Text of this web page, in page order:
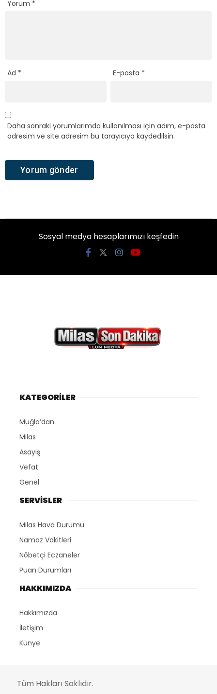
Yorum *
Ad * E-posta *
Daha sonraki yorumlarımda kullanılması için adım, e-posta
adresim ve site adresim bu tarayıcıya kaydedilsin.
Sosyal medya hesaplarımızı keşfedin
KATEGORİLER
Muğla’dan
Milas
Asayiş
Vefat
Genel
SERVİSLER
Milas Hava Durumu
Namaz Vakitleri
Nöbetçi Eczaneler
Puan Durumları
HAKKIMIZDA
Hakkımızda
İletişim
Künye
Tüm Hakları Saklıdır.